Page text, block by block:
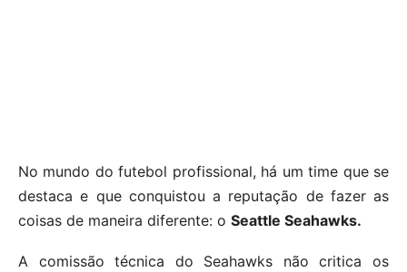
No mundo do futebol profissional, há um time que se
destaca e que conquistou a reputação de fazer as
coisas de maneira diferente: o Seattle Seahawks.
A comissão técnica do Seahawks não critica os